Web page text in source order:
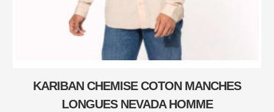
KARIBAN CHEMISE COTON MANCHES
LONGUES NEVADA HOMME